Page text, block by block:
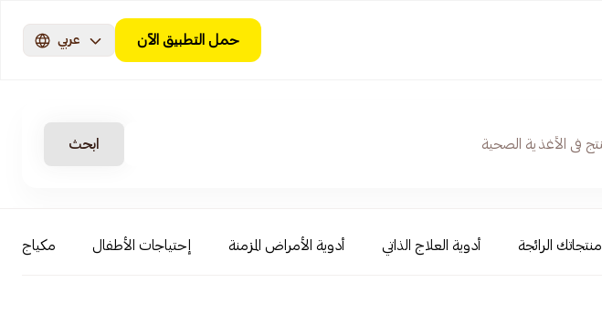
حمل التطبيق الآن عربي
ابحث
منتجاتك الرائجة أدوية العلاج الذاتي أدوية الأمراض المزمنة إحتياجات الأطفال مكياج